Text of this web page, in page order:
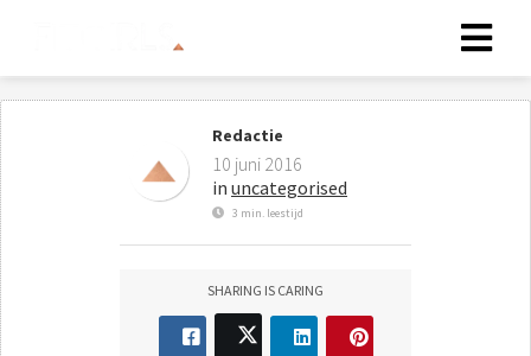
Redactie
10 juni 2016
in uncategorised
3 min. leestijd
SHARING IS CARING